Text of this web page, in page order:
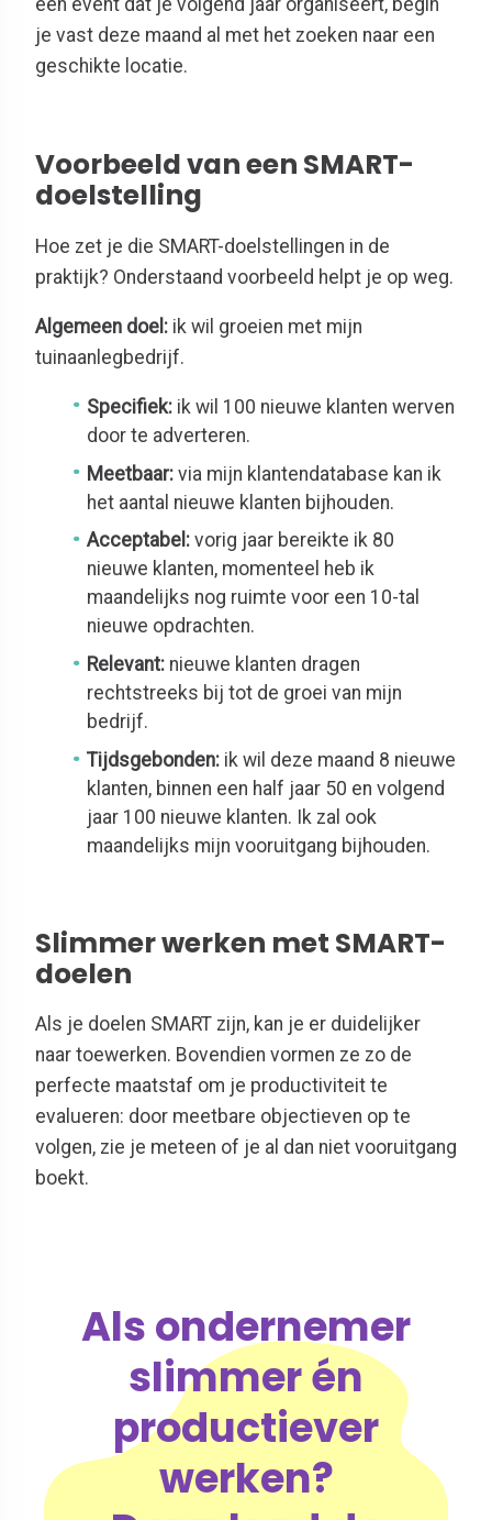
een event dat je volgend jaar organiseert, begin
je vast deze maand al met het zoeken naar een
geschikte locatie.
Voorbeeld van een SMART-
doelstelling
Hoe zet je die SMART-doelstellingen in de
praktijk? Onderstaand voorbeeld helpt je op weg.
Algemeen doel: ik wil groeien met mijn
tuinaanlegbedrijf.
Specifiek: ik wil 100 nieuwe klanten werven
door te adverteren.
Meetbaar: via mijn klantendatabase kan ik
het aantal nieuwe klanten bijhouden.
Acceptabel: vorig jaar bereikte ik 80
nieuwe klanten, momenteel heb ik
maandelijks nog ruimte voor een 10-tal
nieuwe opdrachten.
Relevant: nieuwe klanten dragen
rechtstreeks bij tot de groei van mijn
bedrijf.
Tijdsgebonden: ik wil deze maand 8 nieuwe
klanten, binnen een half jaar 50 en volgend
jaar 100 nieuwe klanten. Ik zal ook
maandelijks mijn vooruitgang bijhouden.
Slimmer werken met SMART-
doelen
Als je doelen SMART zijn, kan je er duidelijker
naar toewerken. Bovendien vormen ze zo de
perfecte maatstaf om je productiviteit te
evalueren: door meetbare objectieven op te
volgen, zie je meteen of je al dan niet vooruitgang
boekt.
Als ondernemer
slimmer én
productiever
werken?